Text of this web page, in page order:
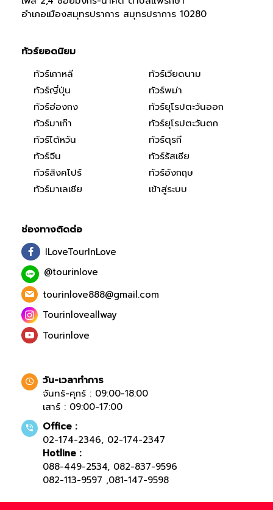
อำเภอเมืองสมุทรปราการ สมุทรปราการ 10280
ทัวร์ยอดนิยม
ทัวร์เกาหลี
ทัวร์ญี่ปุ่น
ทัวร์ฮ่องกง
ทัวร์มาเก๊า
ทัวร์ไต้หวัน
ทัวร์จีน
ทัวร์สิงคโปร์
ทัวร์มาเลเซีย
ทัวร์เวียดนาม
ทัวร์พม่า
ทัวร์ยุโรปตะวันออก
ทัวร์ยุโรปตะวันตก
ทัวร์ตุรกี
ทัวร์รัสเซีย
ทัวร์อังกฤษ
เข้าสู่ระบบ
ช่องทางติดต่อ
ILoveTourInLove
@tourinlove
tourinlove888@gmail.com
Tourinloveallway
Tourinlove
วัน-เวลาทำการ
จันทร์-ศุกร์ : 09:00-18:00
เสาร์ : 09:00-17:00
Office :
02-174-2346, 02-174-2347
Hotline :
088-449-2534, 082-837-9596
082-113-9597 ,081-147-9598